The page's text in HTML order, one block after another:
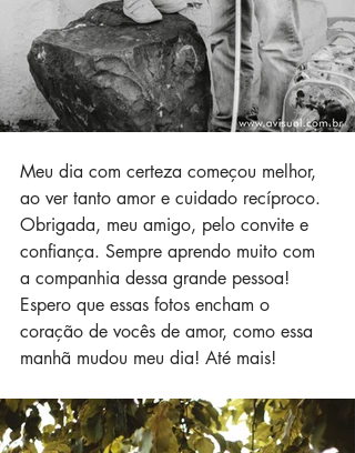
Meu dia com certeza começou melhor,
ao ver tanto amor e cuidado recíproco.
Obrigada, meu amigo, pelo convite e
confiança. Sempre aprendo muito com
a companhia dessa grande pessoa!
Espero que essas fotos encham o
coração de vocês de amor, como essa
manhã mudou meu dia! Até mais!